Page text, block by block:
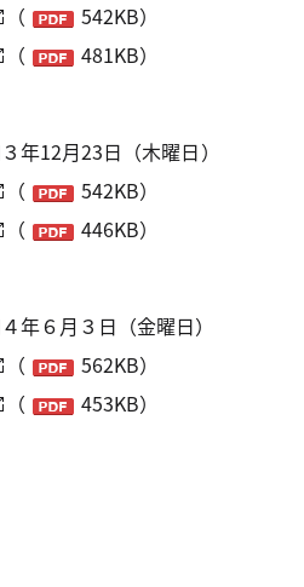
（
542KB）
（
481KB）
12月23日（木曜日）
（
542KB）
（
446KB）
６月３日（金曜日）
（
562KB）
（ 453KB）